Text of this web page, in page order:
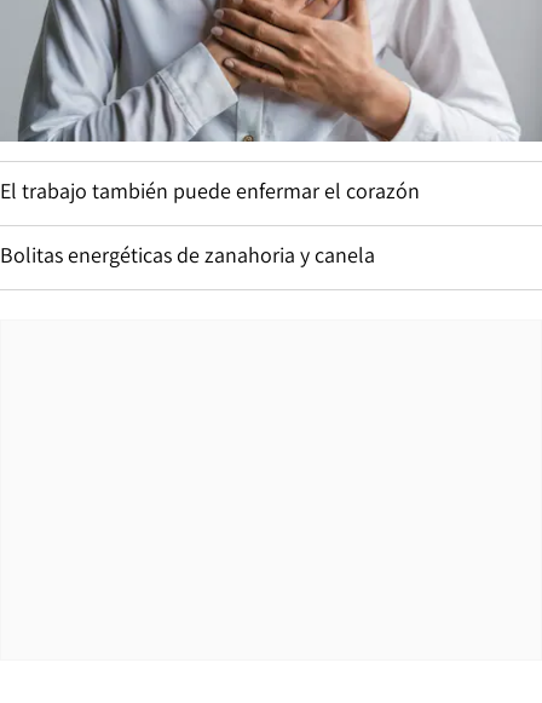
El trabajo también puede enfermar el corazón
Bolitas energéticas de zanahoria y canela